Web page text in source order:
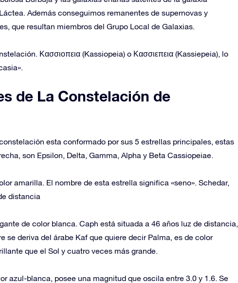
Además conseguimos remanentes de supernovas y
que resultan miembros del Grupo Local de Galaxias.
Κασσιοπεια (Kassiopeia) o Κασσιεπεια (Kassiepeia), lo
de La Constelación de
esta conformado por sus 5 estrellas principales, estas
son Epsilon, Delta, Gamma, Alpha y Beta Cassiopeiae.
amarilla. El nombre de esta estrella significa «seno». Schedar,
distancia
de color blanca. Caph está situada a 46 años luz de distancia,
se deriva del árabe Kaf que quiere decir Palma, es de color
que el Sol y cuatro veces más grande.
azul-blanca, posee una magnitud que oscila entre 3.0 y 1.6. Se